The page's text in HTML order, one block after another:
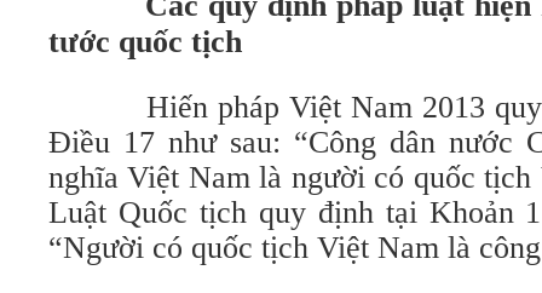
tước quốc tịch
Hiến pháp Việt Nam 2013 quy
Điều 17 như sau: “Công dân nước
nghĩa Việt Nam là người có quốc
Luật Quốc tịch quy định tại Khoản
“Người có quốc tịch Việt Nam là